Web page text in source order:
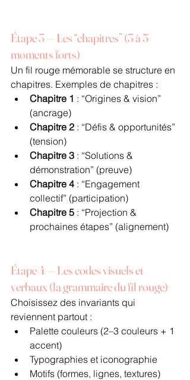
Étape 3 — Les “chapitres” (3 à 5
moments forts)
Un fil rouge mémorable se structure en
chapitres. Exemples de chapitres :
Chapitre 1 : “Origines & vision”
(ancrage)
Chapitre 2 : “Défis & opportunités”
(tension)
Chapitre 3 : “Solutions &
démonstration” (preuve)
Chapitre 4 : “Engagement
collectif” (participation)
Chapitre 5 : “Projection &
prochaines étapes” (alignement)
Étape 4 — Les codes visuels et
verbaux (la grammaire du fil rouge)
Choisissez des invariants qui
reviennent partout :
Palette couleurs (2–3 couleurs + 1
accent)
Typographies et iconographie
Motifs (formes, lignes, textures)